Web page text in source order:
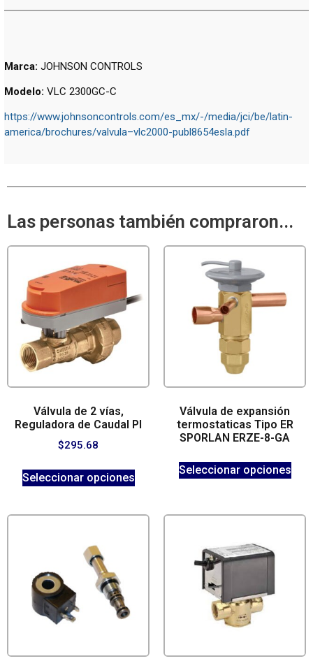
Marca: JOHNSON CONTROLS
Modelo: VLC 2300GC-C
https://www.johnsoncontrols.com/es_mx/-/media/jci/be/latin-
america/brochures/valvula–vlc2000-publ8654esla.pdf
Las personas también compraron...
Válvula de 2 vías,
Reguladora de Caudal PI
$295.68
Seleccionar opciones
Válvula de expansión
termostaticas Tipo ER
SPORLAN ERZE-8-GA
Seleccionar opciones